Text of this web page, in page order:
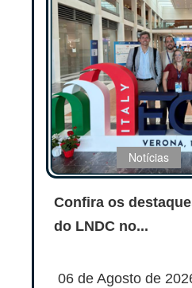
Notícias
Confira os
do LNDC no...
06 de Agosto de